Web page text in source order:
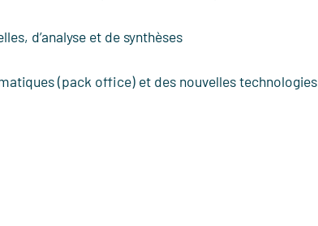
d’analyse et de synthèses
(pack office) et des nouvelles technologies